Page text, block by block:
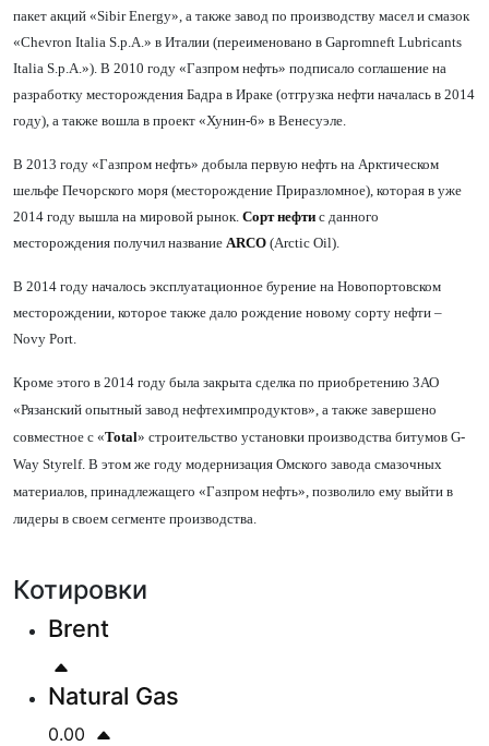
пакет акций «Sibir Energy» , а также завод по производству масел и смазок
«Chevron Italia S.p.A. » в Италии (переименовано в Gapromneft Lubricants
Italia S.p.A. ») . В 2010 году «Газпром нефть» подписало соглашение на
разработку месторождения Бадра в Ираке (отгрузка нефти началась в 2014
году), а также вошла в проект «Хунин-6» в Венесуэле.
В 2013 году «Газпром нефть» добыла первую нефть на Арктическом
шельфе Печорского моря (месторождение Приразломное), которая в уже
2014 году вышла на мировой рынок. Сорт нефти с данного
месторождения получил название ARCO (Arctic Oil).
В 2014 году началось эксплуатационное бурение на Новопортовском
месторождении, которое также дало рождение новому сорту нефти –
Novy Port.
Кроме этого в 2014 году была закрыта сделка по приобретению ЗАО
«Рязанский опытный завод нефтехимпродуктов» , а также завершено
совместное с «Total» строительство установки производства битумов G-
Way Styrelf. В этом же году модернизация Омского завода смазочных
материалов, принадлежащего «Газпром нефть» , позволило ему выйти в
лидеры в своем сегменте производства.
Котировки
Brent
Natural Gas
0.00